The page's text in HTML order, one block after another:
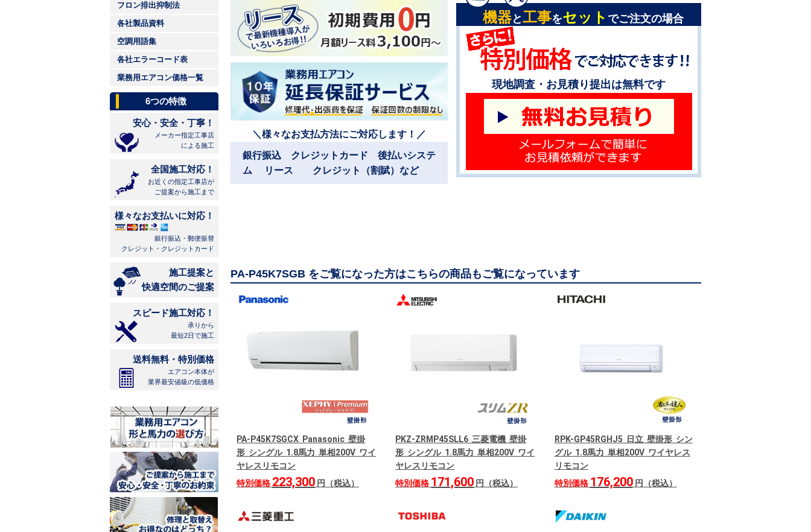
フロン排出抑制法
各社製品資料
空調用語集
各社エラーコード表
業務用エアコン価格一覧
6つの特徴
安心・安全・丁寧！
メーカー指定工事店
による施工
全国施工対応！
お近くの指定工事店が
ご提案から施工まで
様々なお支払いに対応！
銀行振込・郵便振替
クレジット・クレジットカード
施工提案と
快適空間のご提案
スピード施工対応！
承りから
最短2日で施工
送料無料・特別価格
エアコン本体が
業界最安値級の低価格
＼様々なお支払方法にご対応します！／
銀行振込 クレジットカード 後払いシステ
ム リース クレジット（割賦）など
機器と工事をセット でご注文の場合
現地調査・お見積り提出は無料です
PA-P45K7SGB をご覧になった方はこちらの商品もご覧になっています
PA-P45K7SGCX Panasonic 壁掛
形 シングル 1.8馬力 単相200V ワイ
ヤレスリモコン
特別価格 223,300 円（税込）
PKZ-ZRMP45SLL6 三菱電機 壁掛
形 シングル 1.8馬力 単相200V ワイ
ヤレスリモコン
特別価格 171,600 円（税込）
RPK-GP45RGHJ5 日立 壁掛形 シン
グル 1.8馬力 単相200V ワイヤレス
リモコン
特別価格 176,200円（税込）